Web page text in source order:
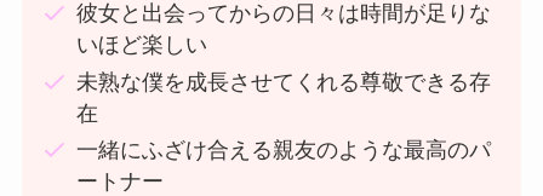
彼女と出会ってからの日々は時間が足りな
いほど楽しい
未熟な僕を成長させてくれる尊敬できる存
在
一緒にふざけ合える親友のような最高のパ
ートナー